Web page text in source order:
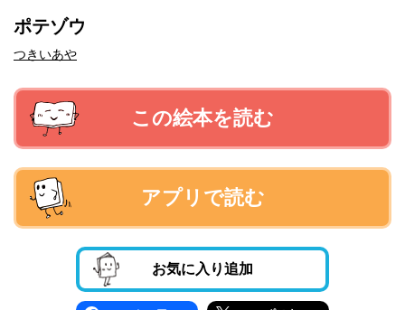
ポテゾウ
つきいあや
この絵本を読む
アプリで読む
お気に入り追加